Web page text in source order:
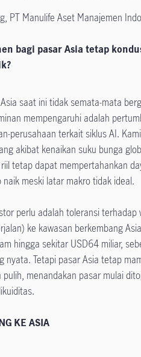
PT Manulife Aset Manajemen
bagi pasar Asia tetap
saat ini tidak semata-mata
mempengaruhi adalah
perusahaan terkait siklus AI.
akibat kenaikan suku bunga
tetap dapat mempertahankan
meski latar makro tidak ideal.
perlu adalah toleransi
ke kawasan berkembang
hingga sekitar USD64 miliar,
nyata. Tetapi pasar Asia tetap
pulih, menandakan pasar mulai
KE ASIA